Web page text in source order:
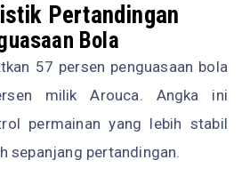
Pertandingan
Bola
57 persen penguasaan bola
milik Arouca. Angka ini
permainan yang lebih stabil
sepanjang pertandingan.